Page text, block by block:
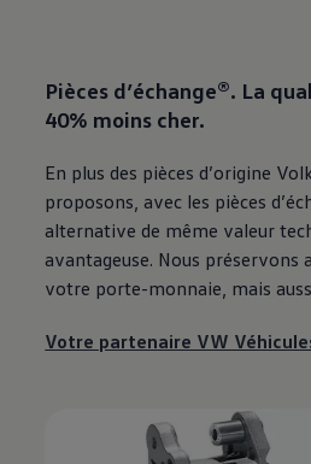
Pièces d’échange®. La
40% moins cher.
En plus des pièces d’origine
proposons, avec les pièces
alternative de même valeur
avantageuse. Nous préservons
votre porte-monnaie, mais
Votre partenaire VW